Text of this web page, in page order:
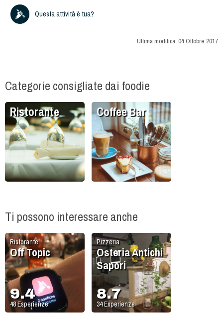
Questa attività è tua?
Ultima modifica: 04 Ottobre 2017
Categorie consigliate dai foodie
Ristorante Coffee Bar
Ti possono interessare anche
Ristorante
Off Topic
9.4
48Esperienze
Pizzeria
Osteria Antichi
Sapori
8.7
34Esperienze